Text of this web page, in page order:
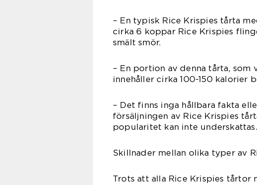
– En typisk Rice Krispies tårta
cirka 6 koppar Rice Krispies
smält smör.
– En portion av denna tårta,
innehåller cirka 100-150 kalorier
– Det finns inga hållbara fakta
försäljningen av Rice Krispies
popularitet kan inte underskattas.
Skillnader mellan olika typer av
Trots att alla Rice Krispies tårtor